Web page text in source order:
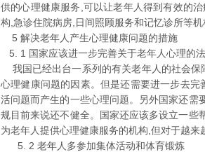
供的心理健康服务,可以让老年人得到有效的
构,急诊住院病房,日间照顾服务和记忆诊所等机
5 解决老年人产生心理健康问题的措施
5. 1 国家应该进一步完善关于老年人心理的
我国已经出台一系列的有关老年人的社会保
心理健康问题的因素。但是还需要进一步去
活问题而产生的一些心理问题。另外国家还需
规目前来说还不健全。国家还应该多设立一些
为老年人提供心理健康服务的机构,但对于越来
5. 2 老年人多参加集体活动和体育锻炼